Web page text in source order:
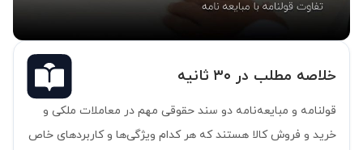
خلاصه مطلب در ۳۰ ثانیه
قولنامه و مبایعه‌نامه دو سند حقوقی مهم در معاملات ملکی و
خرید و فروش کالا هستند که هر کدام ویژگی‌ها و کاربردهای خاص